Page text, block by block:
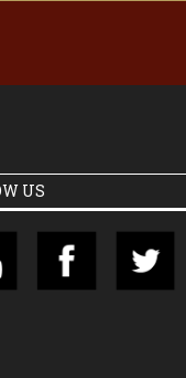
US